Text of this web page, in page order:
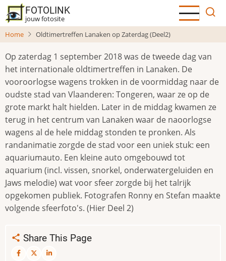
Overslaan
en
naar
inhoud
gaan
FOTOLINK
jouw fotosite
Home
Oldtimertreffen Lanaken op Zaterdag (Deel2)
Op zaterdag 1 september 2018 was de tweede dag van
het internationale oldtimertreffen in Lanaken. De
vooroorlogse wagens trokken in de voormiddag naar de
oudste stad van Vlaanderen: Tongeren, waar ze op de
grote markt halt hielden. Later in de middag kwamen ze
terug in het centrum van Lanaken waar de naoorlogse
wagens al de hele middag stonden te pronken. Als
randanimatie zorgde de stad voor een uniek stuk: een
aquariumauto. Een kleine auto omgebouwd tot
aquarium (incl. vissen, snorkel, onderwatergeluiden en
Jaws melodie) wat voor sfeer zorgde bij het talrijk
opgekomen publiek. Fotografen Ronny en Stefan maakte
volgende sfeerfoto's. (Hier Deel 2)
Share This Page